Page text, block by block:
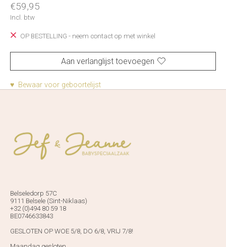
€59,95
Incl. btw
OP BESTELLING - neem contact op met winkel
Aan verlanglijst toevoegen
♥ Bewaar voor geboortelijst
Belseledorp 57C
9111 Belsele (Sint-Niklaas)
+32 (0)494 80 59 18
BE0746633843
GESLOTEN OP WOE 5/8, DO 6/8, VRIJ 7/8!